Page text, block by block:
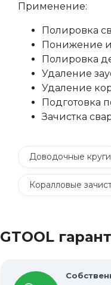
Применение:
Полировка
Понижение
Полировка
Удаление
Удаление
Подготовка
Зачистка
Доводочные круги
Коралловые
Шлифовальные
Абразивные
GTOOL